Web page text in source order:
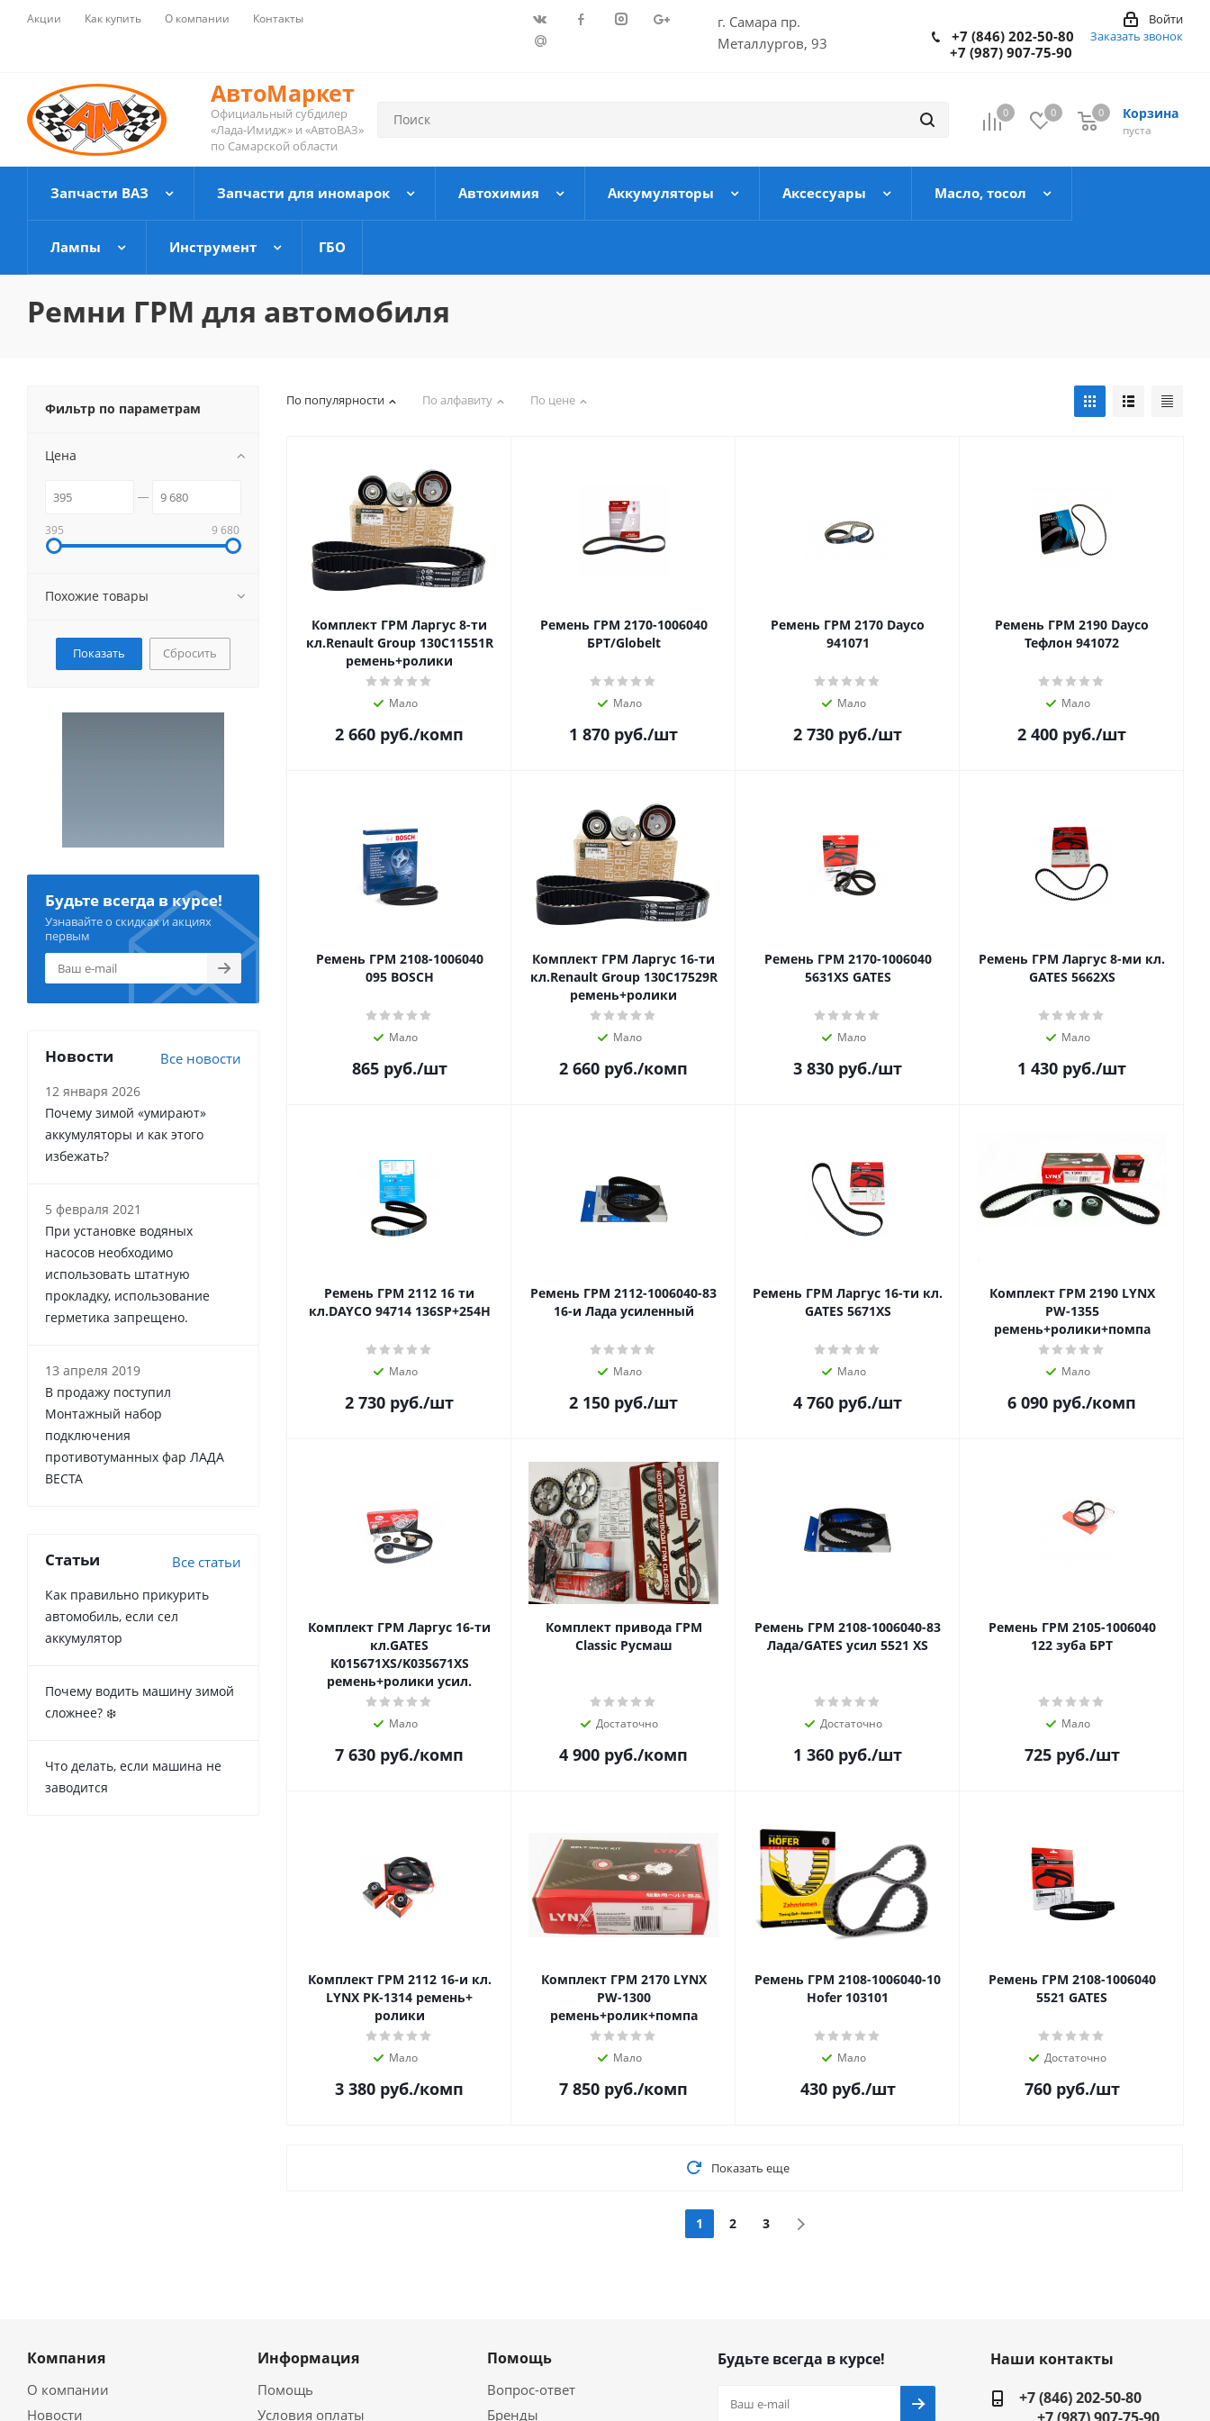
Акции Как купить О компании Контакты
г. Самара пр.
Металлургов, 93
Войти
+7 (846) 202-50-80
+7 (987) 907-75-90
Заказать звонок
АвтоМаркет
Официальный субдилер
«Лада-Имидж» и «АвтоВАЗ»
по Самарской области
0 0 Корзина
пуста
0
Запчасти ВАЗ Запчасти для иномарок Автохимия Аккумуляторы Аксессуары Масло, тосол
Лампы Инструмент ГБО
Ремни ГРМ для автомобиля
По популярности По алфавиту По цене
Комплект ГРМ Ларгус 8-ти
кл.Renault Group 130C11551R
ремень+ролики
Мало
2 660 руб./комп
Ремень ГРМ 2170-1006040
БРТ/Globelt
Мало
1 870 руб./шт
Ремень ГРМ 2170 Dayco
941071
Мало
2 730 руб./шт
Ремень ГРМ 2190 Dayco
Тефлон 941072
Мало
2 400 руб./шт
Ремень ГРМ 2108-1006040
095 BOSCH
Мало
865руб./шт
Комплект ГРМ Ларгус 16-ти
кл.Renault Group 130C17529R
ремень+ролики
Мало
2 660 руб./комп
Ремень ГРМ 2170-1006040
5631XS GATES
Мало
3 830 руб./шт
Ремень ГРМ Ларгус 8-ми кл.
GATES 5662XS
Мало
1 430 руб./шт
Ремень ГРМ 2112 16 ти
кл.DAYCO 94714 136SP+254H
Мало
2 730 руб./шт
Ремень ГРМ 2112-1006040-83
16-и Лада усиленный
Мало
2 150 руб./шт
Ремень ГРМ Ларгус 16-ти кл.
GATES 5671XS
Мало
4 760 руб./шт
Комплект ГРМ 2190 LYNX
PW-1355
ремень+ролики+помпа
Мало
6 090 руб./комп
Комплект ГРМ Ларгус 16-ти
кл.GATES
К015671XS/K035671XS
ремень+ролики усил.
Мало
7 630 руб./комп
Комплект привода ГРМ
Classic Русмаш
Достаточно
4 900 руб./комп
Ремень ГРМ 2108-1006040-83
Лада/GATES усил 5521 XS
Достаточно
1 360 руб./шт
Ремень ГРМ 2105-1006040
122 зуба БРТ
Мало
725руб./шт
Комплект ГРМ 2112 16-и кл.
LYNX PK-1314 ремень+
ролики
Мало
3 380 руб./комп
Комплект ГРМ 2170 LYNX
PW-1300
ремень+ролик+помпа
Мало
7 850 руб./комп
Ремень ГРМ 2108-1006040-10
Hofer 103101
Мало
430руб./шт
Ремень ГРМ 2108-1006040
5521 GATES
Достаточно
760руб./шт
Показать еще
1 2 3
Фильтр по параметрам
Цена
395 9 680
Похожие товары
Сбросить
Будьте всегда в курсе!
Узнавайте о скидках и акциях
первым
Новости Все новости
12 января 2026
Почему зимой «умирают»
аккумуляторы и как этого
избежать?
5 февраля 2021
При установке водяных
насосов необходимо
использовать штатную
прокладку, использование
герметика запрещено.
13 апреля 2019
В продажу поступил
Монтажный набор
подключения
противотуманных фар ЛАДА
ВЕСТА
Статьи Все статьи
Как правильно прикурить
автомобиль, если сел
аккумулятор
Почему водить машину зимой
сложнее? ❄️
Что делать, если машина не
заводится
Компания
О компании
Новости
Информация
Помощь
Условия оплаты
Помощь
Вопрос-ответ
Бренды
Будьте всегда в курсе!
Наши контакты
+7 (846) 202-50-80